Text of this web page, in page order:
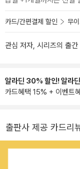
카드/간편결제 할인 무
관심 저자, 시리즈의 출
알라딘 30% 할인! 알라
카드혜택 15% + 이벤트
출판사 제공 카드리